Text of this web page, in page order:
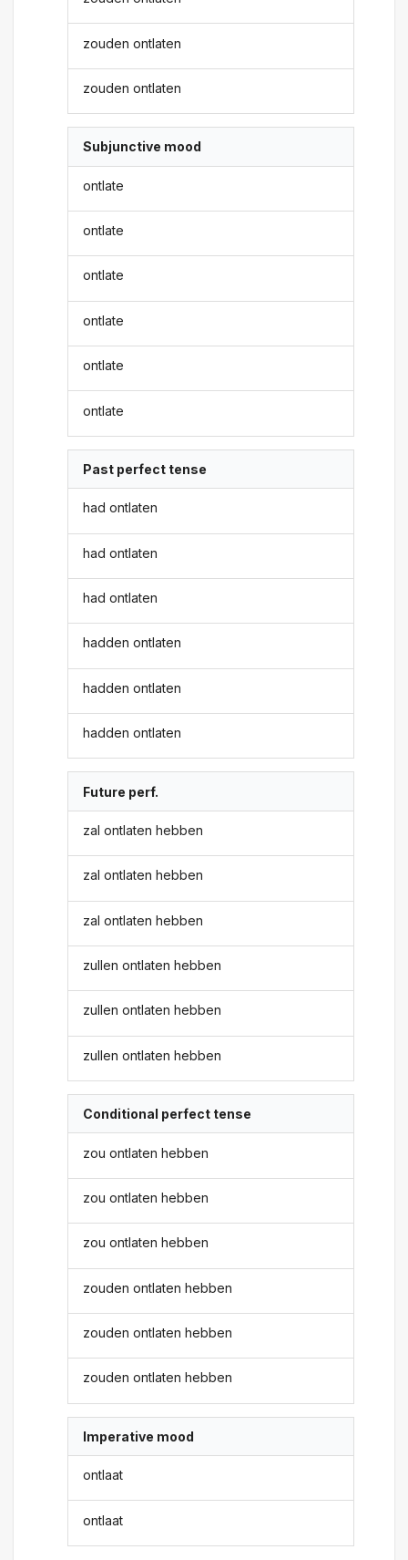
zouden ontlaten
zouden ontlaten
Subjunctive mood
ontlate
ontlate
ontlate
ontlate
ontlate
ontlate
Past perfect tense
had ontlaten
had ontlaten
had ontlaten
hadden ontlaten
hadden ontlaten
hadden ontlaten
Future perf.
zal ontlaten hebben
zal ontlaten hebben
zal ontlaten hebben
zullen ontlaten hebben
zullen ontlaten hebben
zullen ontlaten hebben
Conditional perfect tense
zou ontlaten hebben
zou ontlaten hebben
zou ontlaten hebben
zouden ontlaten hebben
zouden ontlaten hebben
zouden ontlaten hebben
Imperative mood
ontlaat
ontlaat